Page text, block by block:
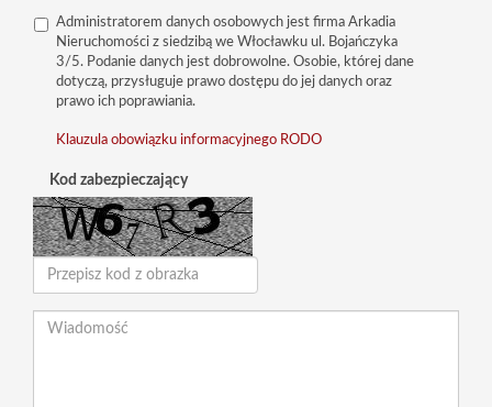
Administratorem danych osobowych jest firma Arkadia
Nieruchomości z siedzibą we Włocławku ul. Bojańczyka
3/5. Podanie danych jest dobrowolne. Osobie, której dane
dotyczą, przysługuje prawo dostępu do jej danych oraz
prawo ich poprawiania.
Klauzula obowiązku informacyjnego RODO
Kod zabezpieczający